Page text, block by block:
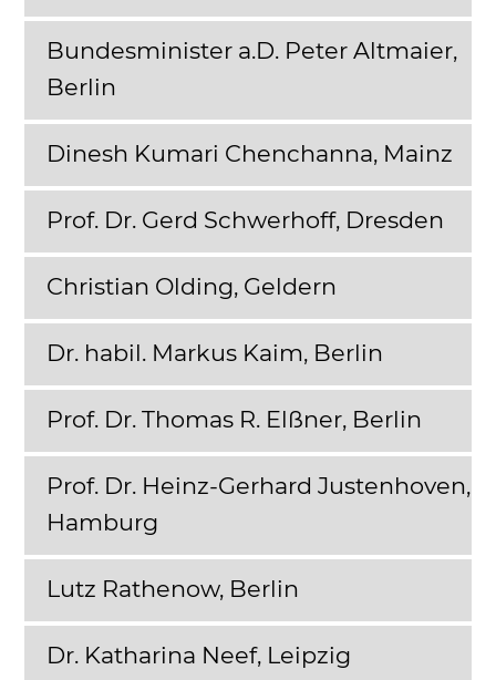
Bundesminister a.D. Peter Altmaier,
Berlin
Dinesh Kumari Chenchanna, Mainz
Prof. Dr. Gerd Schwerhoff, Dresden
Christian Olding, Geldern
Dr. habil. Markus Kaim, Berlin
Prof. Dr. Thomas R. Elßner, Berlin
Prof. Dr. Heinz-Gerhard Justenhoven,
Hamburg
Lutz Rathenow, Berlin
Dr. Katharina Neef, Leipzig